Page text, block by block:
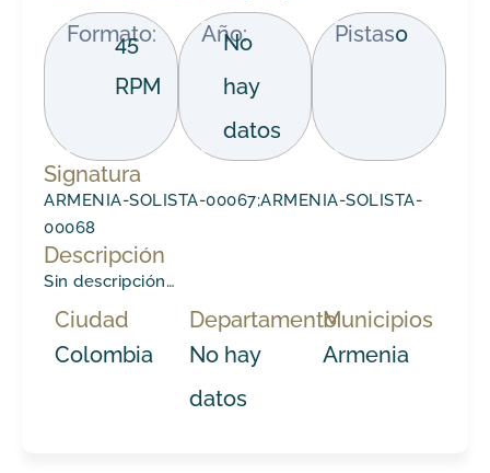
Formato:
45
RPM
Año:
No
hay
datos
Pistas0
Signatura
ARMENIA-SOLISTA-00067;ARMENIA-SOLISTA-
00068
Descripción
Sin descripción…
Ciudad
Colombia
Departamento
No hay
datos
Municipios
Armenia